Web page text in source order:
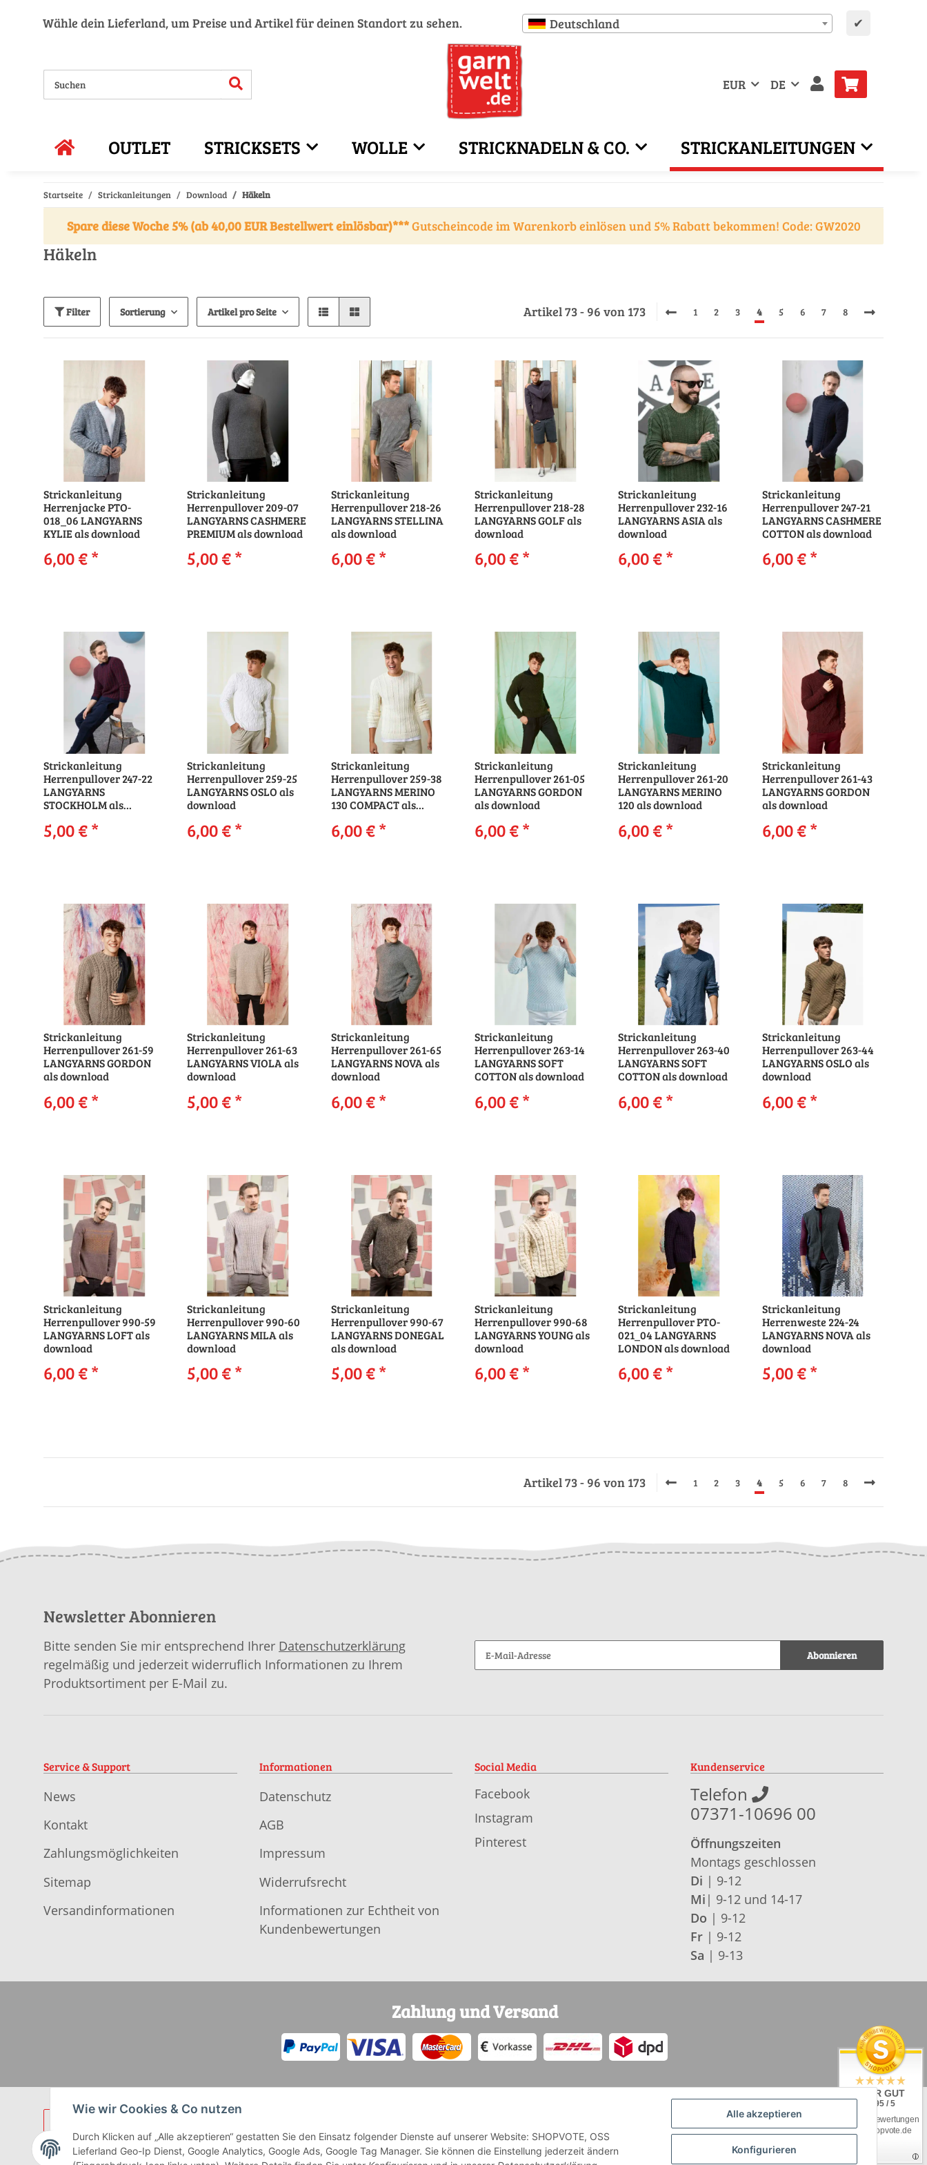
Wähle dein Lieferland, um Preise und Artikel für deinen Standort zu sehen. Deutschland ✔
EUR DE
OUTLET STRICKSETS WOLLE STRICKNADELN & CO. STRICKANLEITUNGEN
Startseite Strickanleitungen Download Häkeln
Spare diese Woche 5% (ab 40,00 EUR Bestellwert einlösbar)***Gutscheincode im Warenkorb einlösen und 5% Rabatt bekommen! Code: GW2020
Häkeln
Filter Sortierung Artikel pro Seite Artikel 73 - 96 von 173 1 2 3 4 5 6 7 8
Strickanleitung
Herrenjacke PTO-
018_06 LANGYARNS
KYLIE als download
6,00 €*
Strickanleitung
Herrenpullover 209-07
LANGYARNS CASHMERE
PREMIUM als download
5,00 €*
Strickanleitung
Herrenpullover 218-26
LANGYARNS STELLINA
als download
6,00 €*
Strickanleitung
Herrenpullover 218-28
LANGYARNS GOLF als
download
6,00 €*
Strickanleitung
Herrenpullover 232-16
LANGYARNS ASIA als
download
6,00 €*
Strickanleitung
Herrenpullover 247-21
LANGYARNS CASHMERE
COTTON als download
6,00 €*
Strickanleitung
Herrenpullover 247-22
LANGYARNS
STOCKHOLM als
5,00 €*
Strickanleitung
Herrenpullover 259-25
LANGYARNS OSLO als
download
6,00 €*
Strickanleitung
Herrenpullover 259-38
LANGYARNS MERINO
130 COMPACT als
6,00 €*
Strickanleitung
Herrenpullover 261-05
LANGYARNS GORDON
als download
6,00 €*
Strickanleitung
Herrenpullover 261-20
LANGYARNS MERINO
120 als download
6,00 €*
Strickanleitung
Herrenpullover 261-43
LANGYARNS GORDON
als download
6,00 €*
Strickanleitung
Herrenpullover 261-59
LANGYARNS GORDON
als download
6,00 €*
Strickanleitung
Herrenpullover 261-63
LANGYARNS VIOLA als
download
5,00 €*
Strickanleitung
Herrenpullover 261-65
LANGYARNS NOVA als
download
6,00 €*
Strickanleitung
Herrenpullover 263-14
LANGYARNS SOFT
COTTON als download
6,00 €*
Strickanleitung
Herrenpullover 263-40
LANGYARNS SOFT
COTTON als download
6,00 €*
Strickanleitung
Herrenpullover 263-44
LANGYARNS OSLO als
download
6,00 €*
Strickanleitung
Herrenpullover 990-59
LANGYARNS LOFT als
download
6,00 €*
Strickanleitung
Herrenpullover 990-60
LANGYARNS MILA als
download
5,00 €*
Strickanleitung
Herrenpullover 990-67
LANGYARNS DONEGAL
als download
5,00 €*
Strickanleitung
Herrenpullover 990-68
LANGYARNS YOUNG als
download
6,00 €*
Strickanleitung
Herrenpullover PTO-
021_04 LANGYARNS
LONDON als download
6,00 €*
Strickanleitung
Herrenweste 224-24
LANGYARNS NOVA als
download
5,00 €*
Artikel 73 - 96 von 173 1 2 3 4 5 6 7 8
Newsletter Abonnieren
Bitte senden Sie mir entsprechend Ihrer Datenschutzerklärung
regelmäßig und jederzeit widerruflich Informationen zu Ihrem
Produktsortiment per E-Mail zu.
Abonnieren
Service & Support
News
Kontakt
Zahlungsmöglichkeiten
Sitemap
Versandinformationen
Informationen
Datenschutz
AGB
Impressum
Widerrufsrecht
Informationen zur Echtheit von
Kundenbewertungen
Social Media
Facebook
Instagram
Pinterest
Kundenservice
Telefon
07371-10696 00
Öffnungszeiten
Montags geschlossen
Di | 9-12
Mi | 9-12 und 14-17
Do | 9-12
Fr| 9-12
Sa | 9-13
Zahlung und Versand
* Alle Preise inkl. gesetzlicher USt., zzgl.Versand
Wie wir Cookies & Co nutzen
Durch Klicken auf „Alle akzeptieren“ gestatten Sie den Einsatz folgender Dienste auf unserer Website: SHOPVOTE, OSS
Lieferland Geo-Ip Dienst, Google Analytics, Google Ads, Google Tag Manager. Sie können die Einstellung jederzeit ändern
Alle akzeptieren
Konfigurieren
SEHR GUT
4.95 / 5
aus 92 Bewertungen
bei: shopvote.de